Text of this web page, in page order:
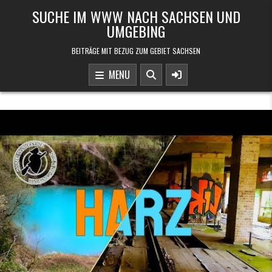
SUCHE IM WWW NACH SACHSEN UND
UMGEBING
BEITRÄGE MIT BEZUG ZUM GEBIET SACHSEN
MENU